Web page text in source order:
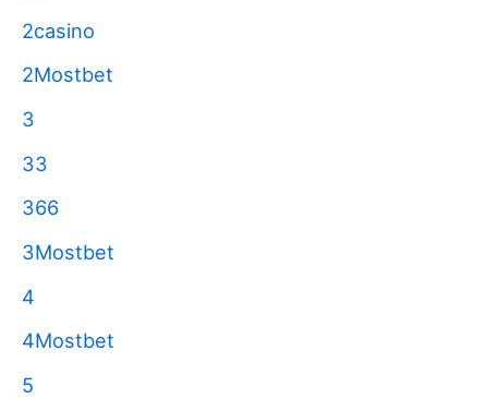
2casino
2Mostbet
3
33
366
3Mostbet
4
4Mostbet
5